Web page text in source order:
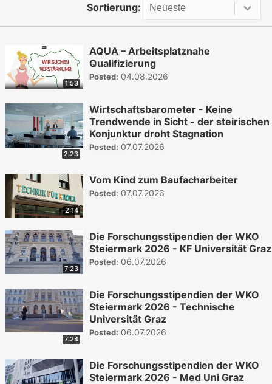
Sortierung:
1:53
AQUA – Arbeitsplatznahe
Qualifizierung
Posted: 04.08.2026
2:23
Wirtschaftsbarometer - Keine
Trendwende in Sicht - der steirischen
Konjunktur droht Stagnation
Posted: 07.07.2026
2:14
Vom Kind zum Baufacharbeiter
Posted: 07.07.2026
7:23
Die Forschungsstipendien der WKO
Steiermark 2026 - KF Universität Graz
Posted: 06.07.2026
7:24
Die Forschungsstipendien der WKO
Steiermark 2026 - Technische
Universität Graz
Posted: 06.07.2026
Die Forschungsstipendien der WKO
Steiermark 2026 - Med Uni Graz